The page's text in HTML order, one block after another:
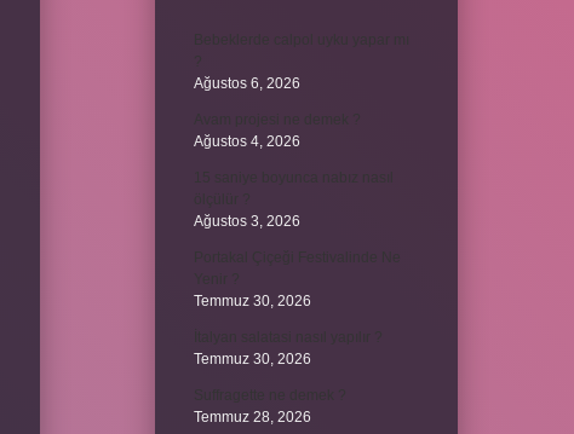
Ağustos 6, 2026
Ağustos 4, 2026
Ağustos 3, 2026
Temmuz 30, 2026
Temmuz 30, 2026
Temmuz 28, 2026